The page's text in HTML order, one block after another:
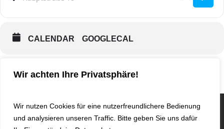
Wir achten Ihre Privatsphäre!
Wir nutzen Cookies für eine nutzerfreundlichere Bedienung
und analysieren unseren Traffic. Bitte geben Sie uns dafür
CALENDAR GOOGLECAL
© 2024 KGM WEHRHEIM - KONTAKT